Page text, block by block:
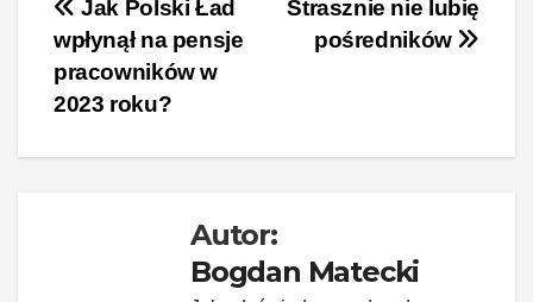
c
e
b
o
er
e
st
e
d
di
o
p
p
y
k
Nawigacja
wpisu
Strasznie nie lubię
pośredników
Jak Polski Ład
wpłynął na pensje
pracowników w
2023 roku?
Autor:
Bogdan Matecki